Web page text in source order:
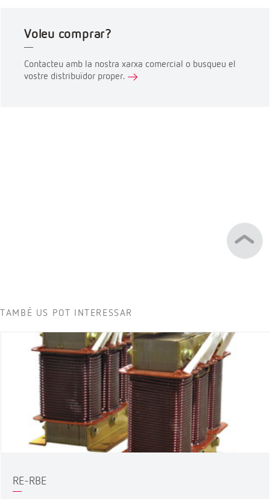
Voleu comprar?
Contacteu amb la nostra xarxa comercial o busqueu el
vostre distribuïdor proper.
TAMBÉ US POT INTERESSAR
RE-RBE